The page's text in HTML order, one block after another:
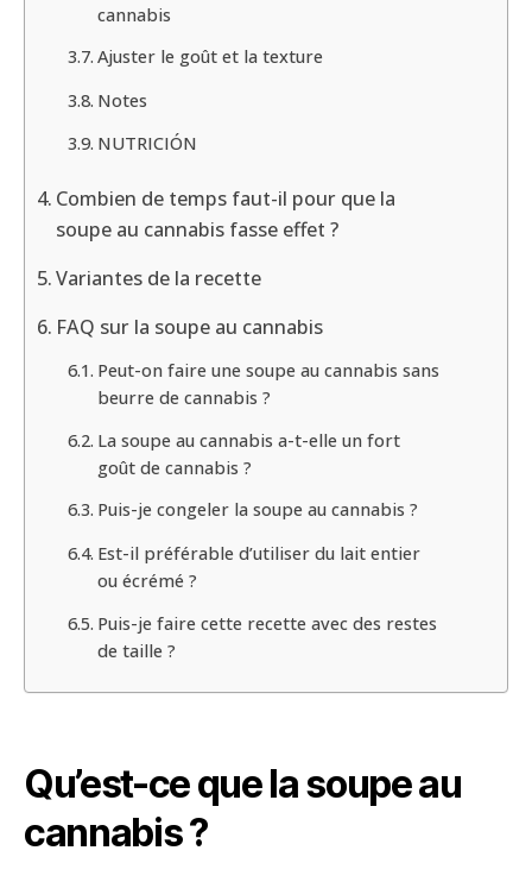
cannabis
Ajuster le goût et la texture
Notes
NUTRICIÓN
Combien de temps faut-il pour que la
soupe au cannabis fasse effet ?
Variantes de la recette
FAQ sur la soupe au cannabis
Peut-on faire une soupe au cannabis sans
beurre de cannabis ?
La soupe au cannabis a-t-elle un fort
goût de cannabis ?
Puis-je congeler la soupe au cannabis ?
Est-il préférable d’utiliser du lait entier
ou écrémé ?
Puis-je faire cette recette avec des restes
de taille ?
Qu’est-ce que la soupe au
cannabis ?